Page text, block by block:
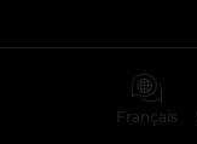
Français